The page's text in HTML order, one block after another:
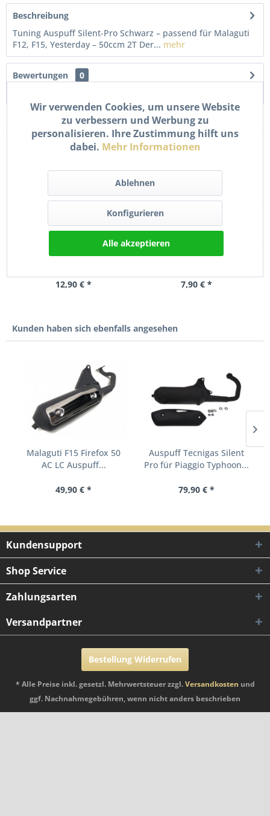
Beschreibung
Tuning Auspuff Silent-Pro Schwarz – passend für Malaguti
F12, F15, Yesterday – 50ccm 2T Der... mehr
Bewertungen
0
2
Auspuff Dichtung Set Kit
8-teilig für Roller /...
12,90 € *
TIPP!
Keramikspray
Keramikpaste Bremse
7,90 € *
Kunden haben sich ebenfalls angesehen
Malaguti F15 Firefox 50
AC LC Auspuff...
49,90 € *
Auspuff Tecnigas Silent
Pro für Piaggio Typhoon...
79,90 € *
Kundensupport
Shop Service
Zahlungsarten
Versandpartner
Bestellung Widerrufen
* Alle Preise inkl. gesetzl. Mehrwertsteuer zzgl.Versandkosten und
ggf. Nachnahmegebühren, wenn nicht anders beschrieben
Wir verwenden Cookies, um unsere Website
zu verbessern und Werbung zu
personalisieren. Ihre Zustimmung hilft uns
dabei. Mehr Informationen
Ablehnen
Konfigurieren
Alle akzeptieren